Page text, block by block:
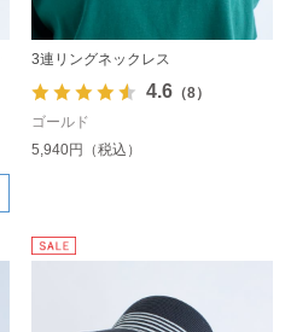
3連リングネックレス
4.6（8）
ゴールド
5,940円（税込）